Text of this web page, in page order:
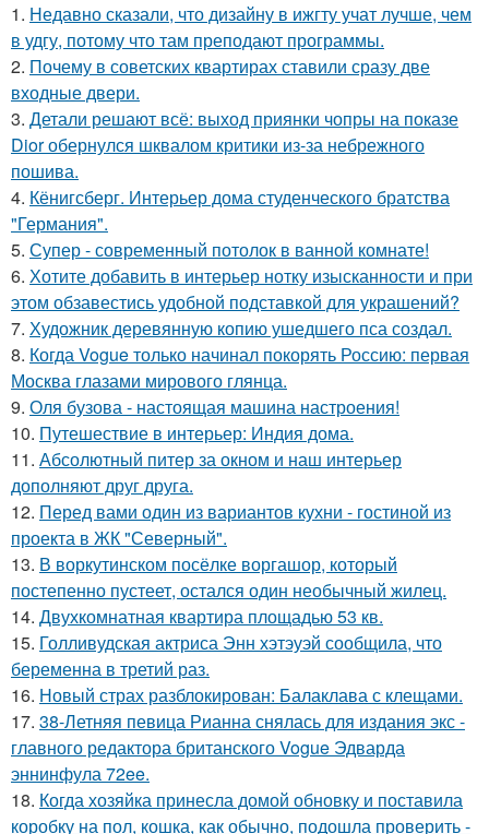
1. Недавно сказали, что дизайну в ижгту учат лучше, чем
в удгу, потому что там преподают программы.
2. Почему в советских квартирах ставили сразу две
входные двери.
3. Детали решают всё: выход приянки чопры на показе
Dior обернулся шквалом критики из-за небрежного
пошива.
4. Кёнигсберг. Интерьер дома студенческого братства
"Германия".
5. Супер - современный потолок в ванной комнате!
6. Хотите добавить в интерьер нотку изысканности и при
этом обзавестись удобной подставкой для украшений?
7. Художник деревянную копию ушедшего пса создал.
8. Когда Vogue только начинал покорять Россию: первая
Москва глазами мирового глянца.
9. Оля бузова - настоящая машина настроения!
10. Путешествие в интерьер: Индия дома.
11. Абсолютный питер за окном и наш интерьер
дополняют друг друга.
12. Перед вами один из вариантов кухни - гостиной из
проекта в ЖК "Северный".
13. В воркутинском посёлке воргашор, который
постепенно пустеет, остался один необычный жилец.
14. Двухкомнатная квартира площадью 53 кв.
15. Голливудская актриса Энн хэтэуэй сообщила, что
беременна в третий раз.
16. Новый страх разблокирован: Балаклава с клещами.
17. 38-Летняя певица Рианна снялась для издания экс -
главного редактора британского Vogue Эдварда
эннинфула 72ee.
18. Когда хозяйка принесла домой обновку и поставила
коробку на пол, кошка, как обычно, подошла проверить -